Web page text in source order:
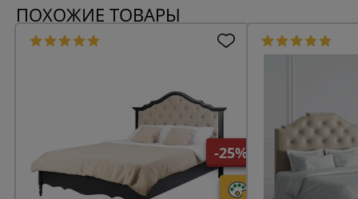
ПОХОЖИЕ ТОВАРЫ
-25%